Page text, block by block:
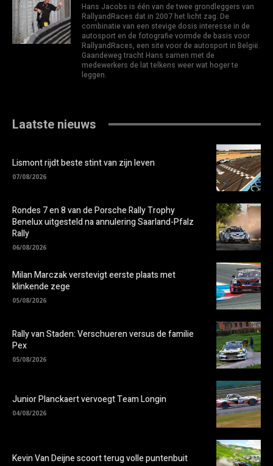
Hans Jacobs is één van de twee grondleggers van
RallyandRaces dat in 2007 het licht zag. De
combinatie van een stevige dosis interesse in de
autosport en de fotografie vormde de basis voor
RallyandRaces, een site voor de autosport in België.
Gaandeweg tracht Hans samen met de
medewerkers de lat telkens weer wat hoger te
leggen.
Laatste nieuws
Lismont rijdt beste stint van zijn leven
07/08/2026
Rondes 7 en 8 van de Porsche Rally Trophy
Benelux uitgesteld na annulering Saarland-Pfalz
Rally
06/08/2026
Milan Marczak verstevigt eerste plaats met
klinkende zege
05/08/2026
Rally van Staden: Verschueren versus de familie
Pex
05/08/2026
Junior Planckaert vervoegt Team Longin
04/08/2026
Kevin Van Deijne scoort terug volle puntenbuit